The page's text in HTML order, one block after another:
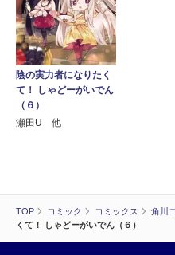
TOP コミック コミックス 角川
くて！ しゃどーがいでん（６）
陰の実力者になりたく
て！ しゃどーがいでん
（６）
瀬田U 他